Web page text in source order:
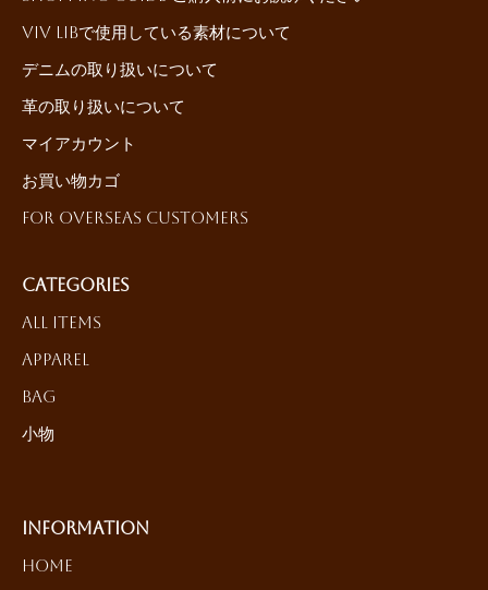
ViV LiBで使用している素材について
デニムの取り扱いについて
革の取り扱いについて
マイアカウント
お買い物カゴ
For Overseas Customers
Categories
All Items
Apparel
Bag
小物
Information
HOME